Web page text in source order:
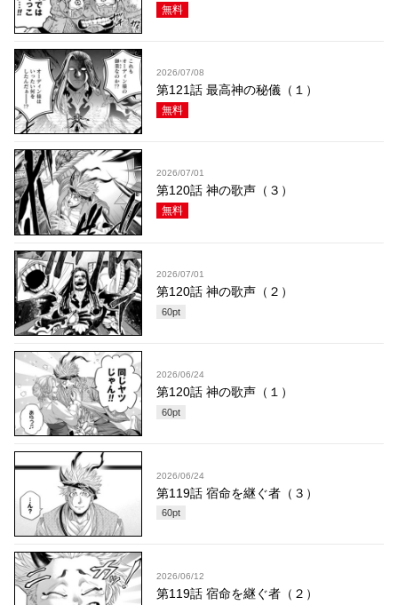
無料
2026/07/08
第121話 最高神の秘儀（１）
無料
2026/07/01
第120話 神の歌声（３）
無料
2026/07/01
第120話 神の歌声（２）
60pt
2026/06/24
第120話 神の歌声（１）
60pt
2026/06/24
第119話 宿命を継ぐ者（３）
60pt
2026/06/12
第119話 宿命を継ぐ者（２）